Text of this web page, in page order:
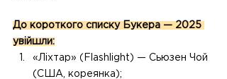
До короткого списку Букера — 2025
увійшли:
⁠«Ліхтар» (Flashlight) — Сьюзен Чой
(США, кореянка);